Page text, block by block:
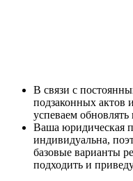
В связи с
подзаконных актов
успеваем
Ваша юридическая
индивидуальна,
базовые варианты
подходить и